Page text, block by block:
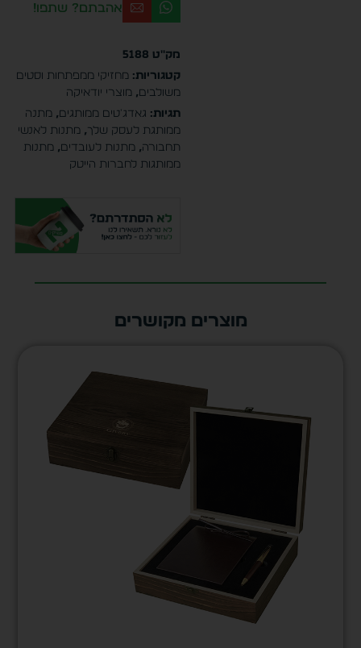
אהבתם? שתפו!
מק"ט 5188
קטגוריות: מחזיקי ממפתחות וסטים
משולבים, מוצרי יודאיקה
תגיות: גאדג'טים ממותגים, מתנה
ממותגת לעסק שלך, מתנות לאנשי
תחבורה, מתנות לעובדים, מתנות
ממותגות לחברות הייטק
מוצרים מקושרים